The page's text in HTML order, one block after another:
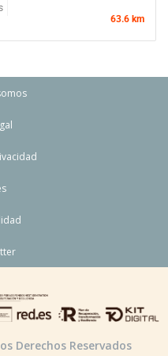
63.6 km
Derechos Reservados